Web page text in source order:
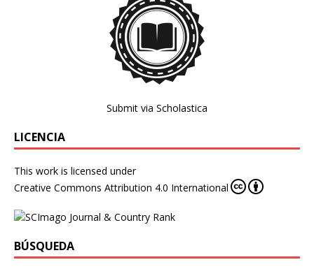
Submit via Scholastica
LICENCIA
This work is licensed under
Creative Commons Attribution 4.0 International
BÚSQUEDA